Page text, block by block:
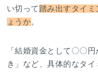
い切って 踏み出すタイ
ょうか。
「結婚資金として〇〇
き」など、具体的なタ